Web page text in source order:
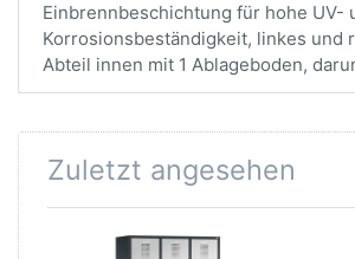
Einbrennbeschichtung für hohe UV-
Korrosionsbeständigkeit, linkes und
Abteil innen mit 1 Ablageboden,
Zuletzt angesehen